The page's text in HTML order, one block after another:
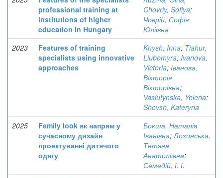
professional training at
institutions of higher
education in Hungary
Chovriy, Sofiya;
Човрій, Софія
Юліївна
2023
Features of training
specialists using innovative
approaches
Knysh, Inna; Tiahur,
Liubomyra; Ivanova,
Victoria; Іванова,
Вікторія
Вікторівна;
Vasiutynska, Yelena;
Shovsh, Kateryna
2025
Femily look як напрям у
сучасному дизайн
проектуванні дитячого
одягу
Бокша, Наталія
Іванівна;Лозинська,
Тетяна
Анатоліївна;
Семедій, І. І.